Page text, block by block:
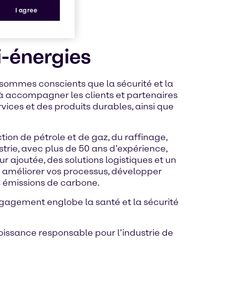
énergies
conscients que la sécurité et la
accompagner les clients et partenaires
et des produits durables, ainsi que
de pétrole et de gaz, du raffinage,
avec plus de 50 ans d’expérience,
ajoutée, des solutions logistiques et un
vos processus, développer
de carbone.
englobe la santé et la sécurité
responsable pour l’industrie de
I agree